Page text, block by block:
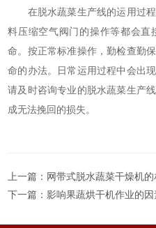
在脱水蔬菜生产线的运用过程
料压缩空气阀门的操作等都会直
命。按正常标准操作，勤检查勤
命的办法。日常运用过程中会出
请及时咨询专业的脱水蔬菜生产
成无法挽回的损失。
上一篇： 网带式脱水蔬菜干燥机
下一篇：影响果蔬烘干机作业的因